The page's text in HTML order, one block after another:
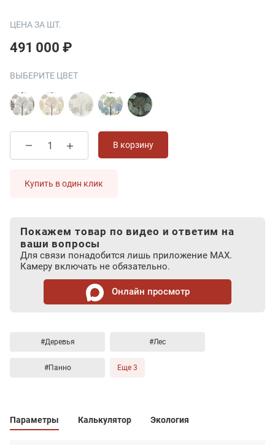
ЦЕНА ЗА ШТ.
491 000 ₽
ВЫБЕРИТЕ ЦВЕТ
В корзину
Купить в один клик
Покажем товар по видео и ответим на
ваши вопросы
Для связи понадобится лишь приложение MAX.
Камеру включать не обязательно.
Онлайн просмотр
#Деревья #Лес
#Панно Еще 3
Параметры Калькулятор Экология